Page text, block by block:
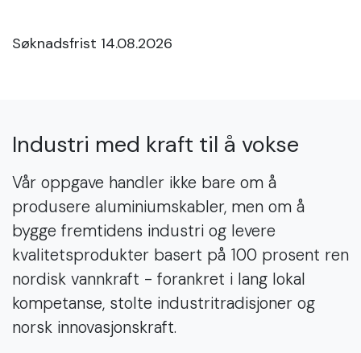
Søknadsfrist 14.08.2026
Industri med kraft til å vokse
Vår oppgave handler ikke bare om å
produsere aluminiumskabler, men om å
bygge fremtidens industri og levere
kvalitetsprodukter basert på 100 prosent ren
nordisk vannkraft - forankret i lang lokal
kompetanse, stolte industritradisjoner og
norsk innovasjonskraft.